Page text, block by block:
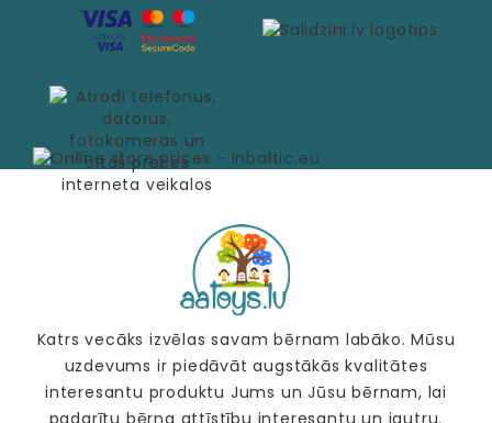
Katrs vecāks izvēlas savam bērnam labāko. Mūsu
uzdevums ir piedāvāt augstākās kvalitātes
interesantu produktu Jums un Jūsu bērnam, lai